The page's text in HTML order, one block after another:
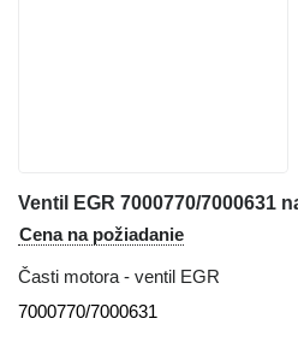
Cena na požiadanie
Časti motora - ventil EGR
7000770/7000631